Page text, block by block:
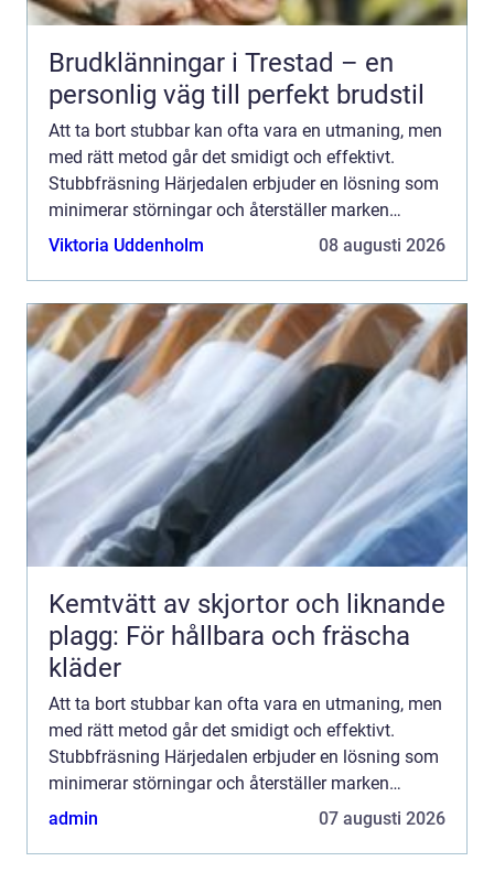
Brudklänningar i Trestad – en
personlig väg till perfekt brudstil
Att ta bort stubbar kan ofta vara en utmaning, men
med rätt metod går det smidigt och effektivt.
Stubbfräsning Härjedalen erbjuder en lösning som
minimerar störningar och återställer marken
snabbt. Här f...
Viktoria Uddenholm 08 augusti 2026
Kemtvätt av skjortor och liknande
plagg: För hållbara och fräscha
kläder
Att ta bort stubbar kan ofta vara en utmaning, men
med rätt metod går det smidigt och effektivt.
Stubbfräsning Härjedalen erbjuder en lösning som
minimerar störningar och återställer marken
snabbt. Här f...
admin 07 augusti 2026